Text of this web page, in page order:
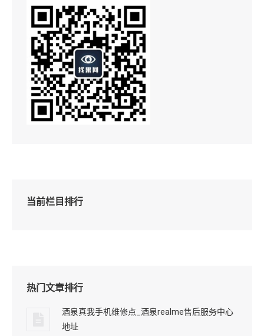
当前栏目排行
热门文章排行
酒泉真我手机维修点_酒泉realme售后服务中心
地址